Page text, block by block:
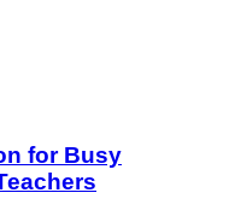
and Preschool
for Busy